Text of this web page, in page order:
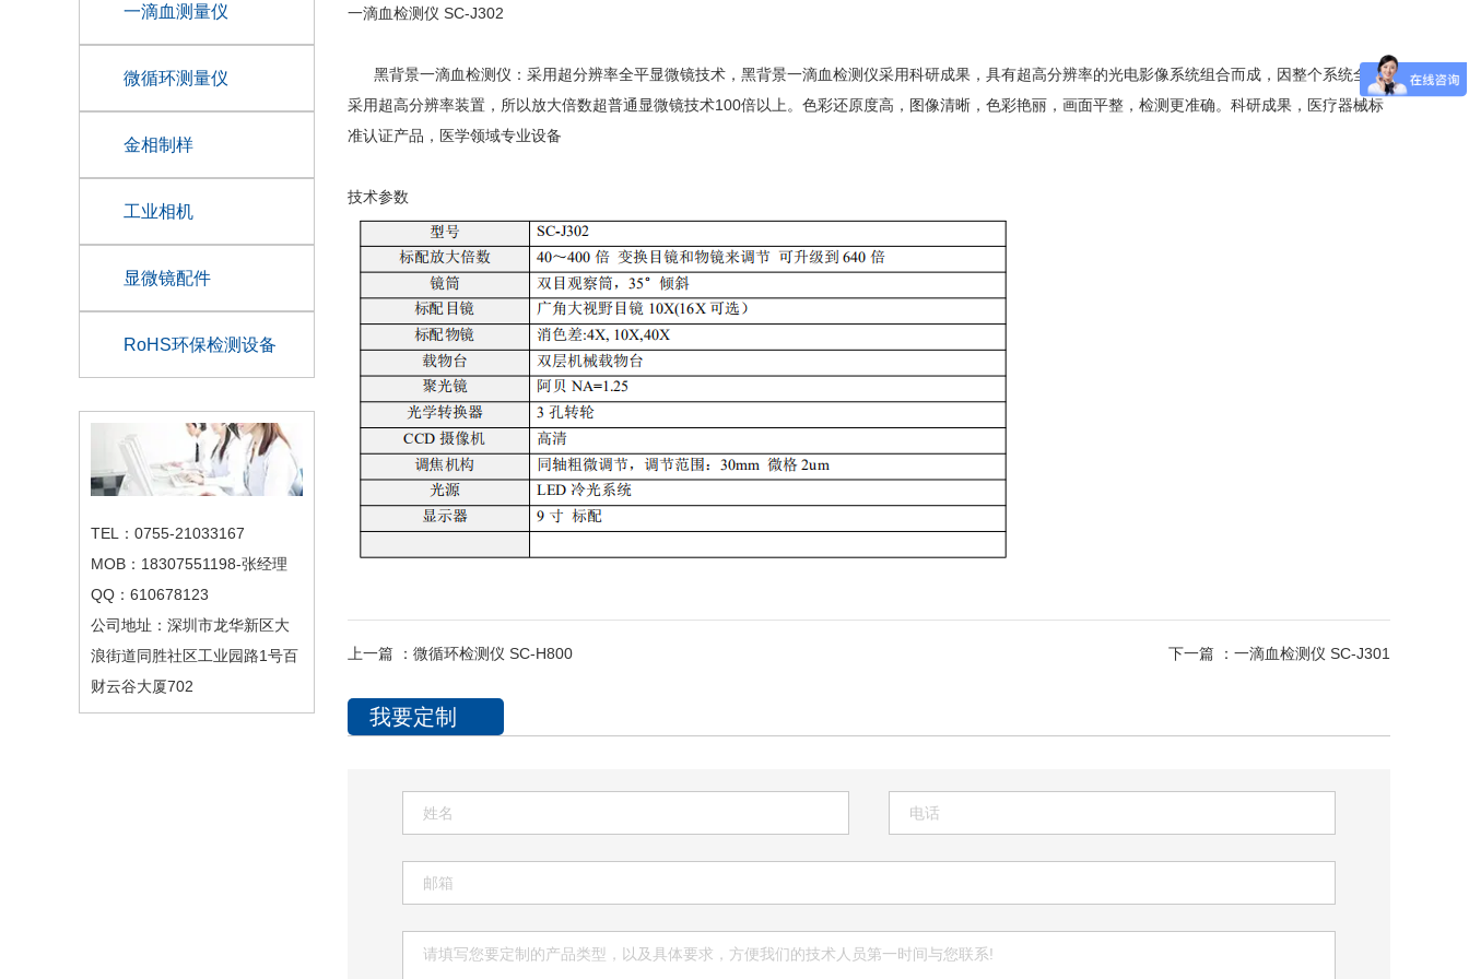
一滴血测量仪
微循环测量仪
金相制样
工业相机
显微镜配件
RoHS环保检测设备
TEL：0755-21033167
MOB：18307551198-张经理
QQ：610678123
公司地址：深圳市龙华新区大
浪街道同胜社区工业园路1号百
财云谷大厦702
一滴血检测仪 SC-J302
黑背景一滴血检测仪：采用超分辨率全平显微镜技术，黑背景一滴血检测仪采用科研成果，具有超高分辨率的光电影像系统组合而成，因整个系统全部
采用超高分辨率装置，所以放大倍数超普通显微镜技术100倍以上。色彩还原度高，图像清晰，色彩艳丽，画面平整，检测更准确。科研成果，医疗器械标
准认证产品，医学领域专业设备
技术参数
上一篇 ： 微循环检测仪 SC-H800 下一篇 ： 一滴血检测仪 SC-J301
我要定制